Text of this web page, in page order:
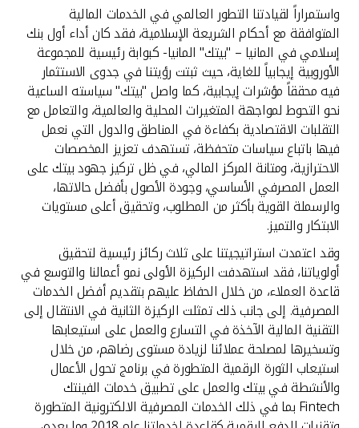
واستمراراً لقيادتنا التطور العالمي في الخدمات المالية
المتوافقة مع أحكام الشريعة الإسلامية، فقد كان أداء أول بنك
إسلامي في المانيا – "بيتك" المانيا- كبوابة رئيسية للمجموعة
الأوروبية إيجابياً للغاية، حيث ثبتت رؤيتنا في جدوى الاستثمار
فيه محققاً مؤشرات إيجابية، كما واصل "بيتك" سياسته الساعية
نحو التحوط لمواجهة المتغيرات المحلية والعالمية، والتعامل مع
التقلبات الاقتصادية بكفاءة في المناطق والدول التي نعمل
فيها باتباع سياسات متحفظة، تستهدف تعزيز المخصصات
الاحترازية، ومتانة المركز المالي، في ظل تركيز جهود بيتك على
العمل المصرفي الأساسي، وجودة الأصول بأفضل حالاتها،
والرسملة القوية بأكثر من المطلوب، وتحقيق أعلى مستويات
الابتكار والتميز.
وقد اعتمدت استراتيجيتنا على ثلاث ركائز رئيسية لتحقيق
أولوياتنا، فقد استهدفت الركيزة الأولى نمو أعمالنا والتوسع في
قاعدة العملاء، من خلال الحفاظ عليهم بتقديم أفضل الخدمات
المصرفية. إلى جانب ذلك تمثلت الركيزة الثانية في الانتقال إلى
التقنية المالية الآخذة في التسارع والعمل على استيعابها
وتسخيرها لمصلحة عملائنا لزيادة مستوى رضاهم، من خلال
استيعاب الثورة الرقمية المتطورة في برنامج تحول الأعمال
والأنشطة في بيتك والعمل على تطبيق خدمات الفينتك
Fintech بما في ذلك الخدمات المصرفية الالكترونية المتطورة